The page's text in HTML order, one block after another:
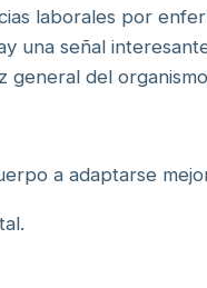
laborales por
una señal
general del
a adaptarse